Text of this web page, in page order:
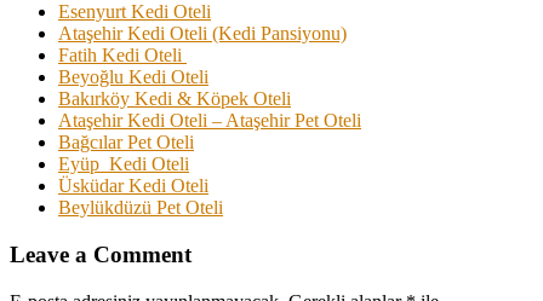
Esenyurt Kedi Oteli
Ataşehir Kedi Oteli (Kedi Pansiyonu)
Fatih Kedi Oteli
Beyoğlu Kedi Oteli
Bakırköy Kedi & Köpek Oteli
Ataşehir Kedi Oteli – Ataşehir Pet Oteli
Bağcılar Pet Oteli
Eyüp Kedi Oteli
Üsküdar Kedi Oteli
Beylükdüzü Pet Oteli
Leave a Comment